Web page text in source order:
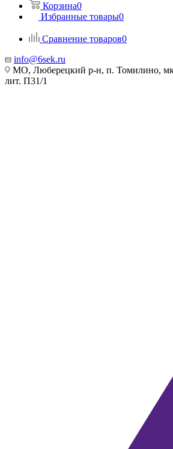
Корзина0
Избранные товары0
Сравнение товаров0
info@6sek.ru
МО, Люберецкий р-н, п. Томилино,
лит. П31/1